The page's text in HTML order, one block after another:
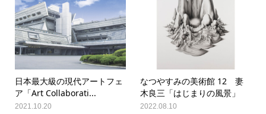
日本最大級の現代アートフェ
ア「Art Collaborati...
2021.10.20
なつやすみの美術館 12 妻
木良三「はじまりの風景」
2022.08.10